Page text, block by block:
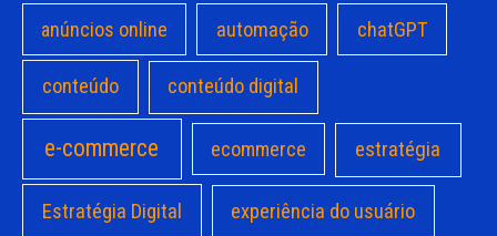
anúncios online automação chatGPT
conteúdo conteúdo digital
e-commerce ecommerce estratégia
Estratégia Digital experiência do usuário